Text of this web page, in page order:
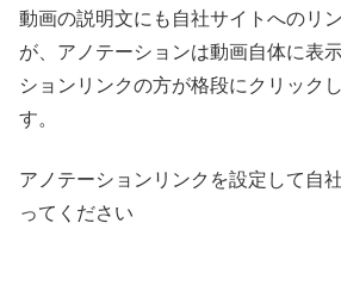
動画の説明文にも自社サイトへのリ
が、アノテーションは動画自体に表
ションリンクの方が格段にクリック
す。
アノテーションリンクを設定して自
ってください